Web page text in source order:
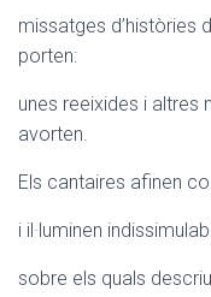
missatges d’històries
porten:
unes reeixides i altres
avorten.
Els cantaires afinen
i il·luminen
sobre els quals